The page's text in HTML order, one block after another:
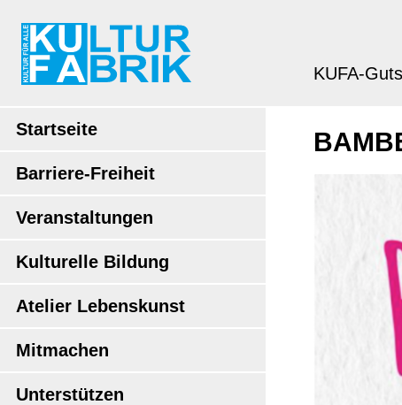
Startseite
Barriere-Freiheit
Veranstaltungen
Kulturelle Bildung
Atelier Lebenskunst
Mitmachen
Unterstützen
KUFA-